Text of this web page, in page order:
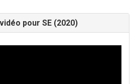
pour SE (2020)